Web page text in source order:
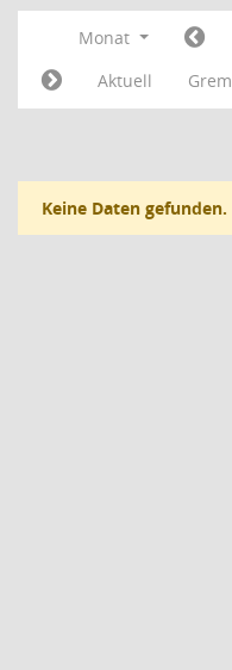
Monat
Aktuell
Keine Daten gefunden.